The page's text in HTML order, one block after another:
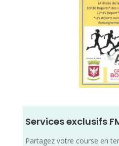
Services exclusifs
Partagez votre course en